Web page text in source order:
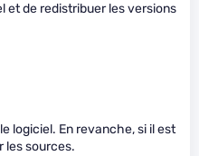
et de redistribuer les versions
logiciel. En revanche, si il est
les sources.